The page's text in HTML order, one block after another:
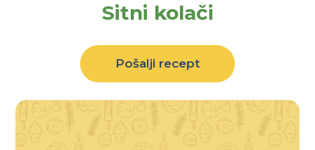
Sitni kolači
Pošalji recept